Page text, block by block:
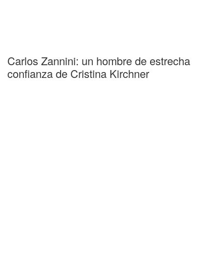
Carlos Zannini: un hombre de estrecha
confianza de Cristina Kirchner